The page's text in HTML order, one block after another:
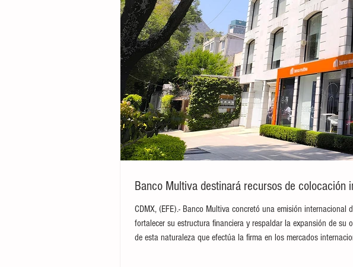
Banco Multiva destinará recursos de
CDMX, (EFE).- Banco Multiva concretó una emisión
fortalecer su estructura financiera y respaldar la expansión de su
de esta naturaleza que efectúa la firma en los mercados